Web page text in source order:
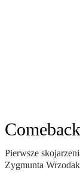
Pierwsze
Zygmunta